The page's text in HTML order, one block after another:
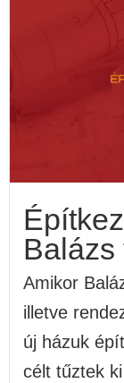
Balázs
Amikor
illetve
új házuk
célt tűztek